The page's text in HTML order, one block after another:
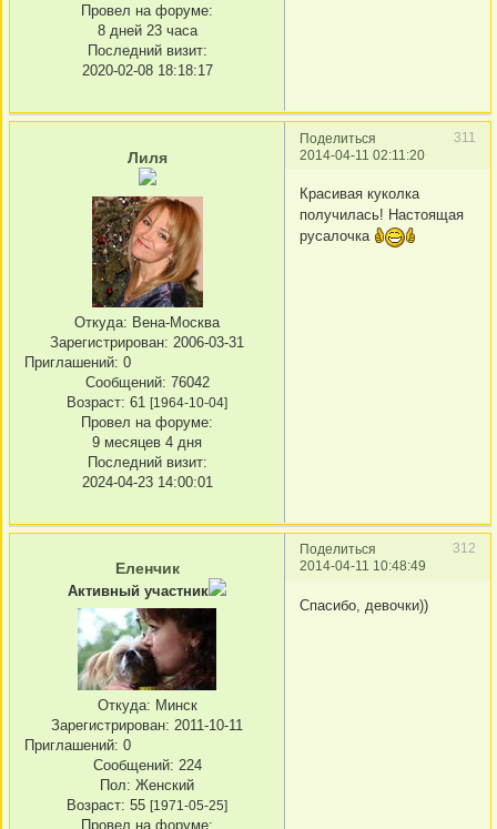
Провел на форуме:
8 дней 23 часа
Последний визит:
2020-02-08 18:18:17
Поделиться
311
2014-04-11 02:11:20
Лиля
Откуда: Вена-Москва
Зарегистрирован: 2006-03-31
Приглашений: 0
Сообщений: 76042
Возраст: 61 [1964-10-04]
Провел на форуме:
9 месяцев 4 дня
Последний визит:
2024-04-23 14:00:01
Красивая куколка
получилась! Настоящая
русалочка
Поделиться
312
2014-04-11 10:48:49
Еленчик
Активный участник
Откуда: Минск
Зарегистрирован: 2011-10-11
Приглашений: 0
Сообщений: 224
Пол: Женский
Возраст: 55 [1971-05-25]
Провел на форуме:
Спасибо, девочки))